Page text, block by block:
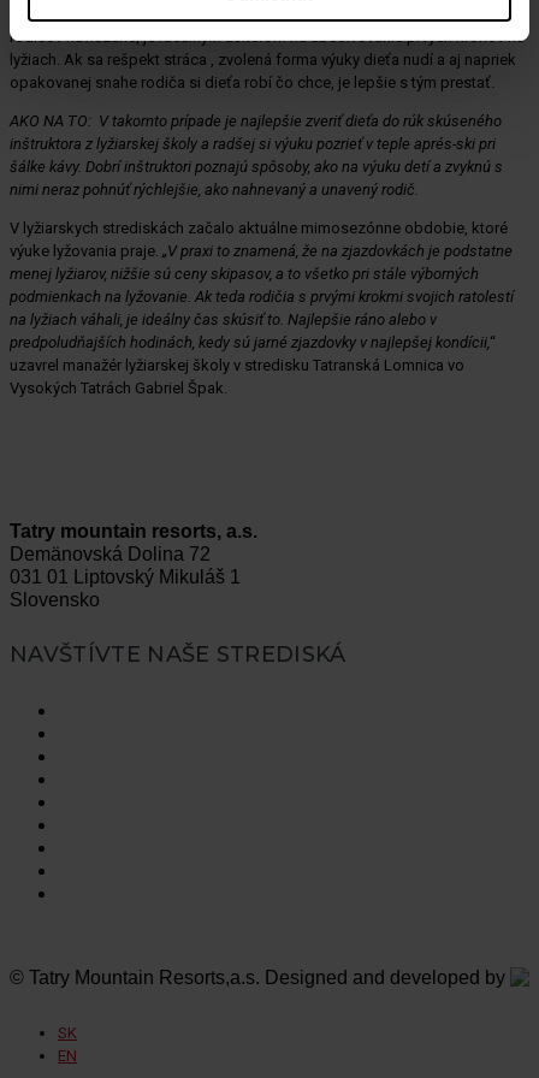
Ak je rodič lyžiar a trošku tomu rozumie, tak do veku, kým je dieťa na
rodičov naviazané, je ideálnym učiteľom na absolvovanie prvých krokov na
lyžiach. Ak sa rešpekt stráca , zvolená forma výuky dieťa nudí a aj napriek
opakovanej snahe rodiča si dieťa robí čo chce, je lepšie s tým prestať.
AKO NA TO: V takomto prípade je najlepšie zveriť dieťa do rúk skúseného
inštruktora z lyžiarskej školy a radšej si výuku pozrieť v teple aprés-ski pri
šálke kávy. Dobrí inštruktori poznajú spôsoby, ako na výuku detí a zvyknú s
nimi neraz pohnúť rýchlejšie, ako nahnevaný a unavený rodič.
V lyžiarskych strediskách začalo aktuálne mimosezónne obdobie, ktoré
výuke lyžovania praje. „V praxi to znamená, že na zjazdovkách je podstatne
menej lyžiarov, nižšie sú ceny skipasov, a to všetko pri stále výborných
podmienkach na lyžovanie. Ak teda rodičia s prvými krokmi svojich ratolestí
na lyžiach váhali, je ideálny čas skúsiť to. Najlepšie ráno alebo v
predpoludňajších hodinách, kedy sú jarné zjazdovky v najlepšej kondícii,“
uzavrel manažér lyžiarskej školy v stredisku Tatranská Lomnica vo
Vysokých Tatrách Gabriel Špak.
Tatry mountain resorts, a.s.
Demänovská Dolina 72
031 01 Liptovský Mikuláš 1
Slovensko
NAVŠTÍVTE NAŠE STREDISKÁ
© Tatry Mountain Resorts,a.s. Designed and developed by
SK
EN